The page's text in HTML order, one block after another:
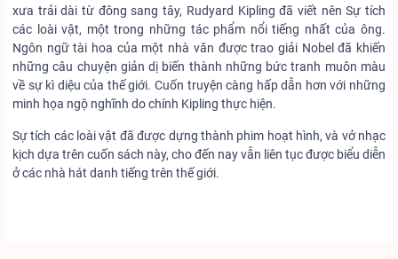
xưa trải dài từ đông sang tây, Rudyard Kipling đã viết nên Sự tích
các loài vật, một trong những tác phẩm nổi tiếng nhất của ông.
Ngôn ngữ tài hoa của một nhà văn được trao giải Nobel đã khiến
những câu chuyện giản dị biến thành những bức tranh muôn màu
về sự kì diệu của thế giới. Cuốn truyện càng hấp dẫn hơn với những
minh họa ngộ nghĩnh do chính Kipling thực hiện.
Sự tích các loài vật đã được dựng thành phim hoạt hình, và vở nhạc
kịch dựa trên cuốn sách này, cho đến nay vẫn liên tục được biểu diễn
ở các nhà hát danh tiếng trên thế giới.